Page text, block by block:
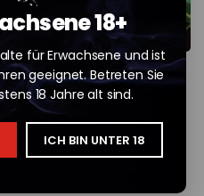
18+
für Erwachsene und ist
geeignet. Betreten Sie
18 Jahre alt sind.
ICH BIN UNTER 18
rechtlicher Status in
Leitfaden
zur bequemsten
sind die einfachste und
mehr über die Vorteile,